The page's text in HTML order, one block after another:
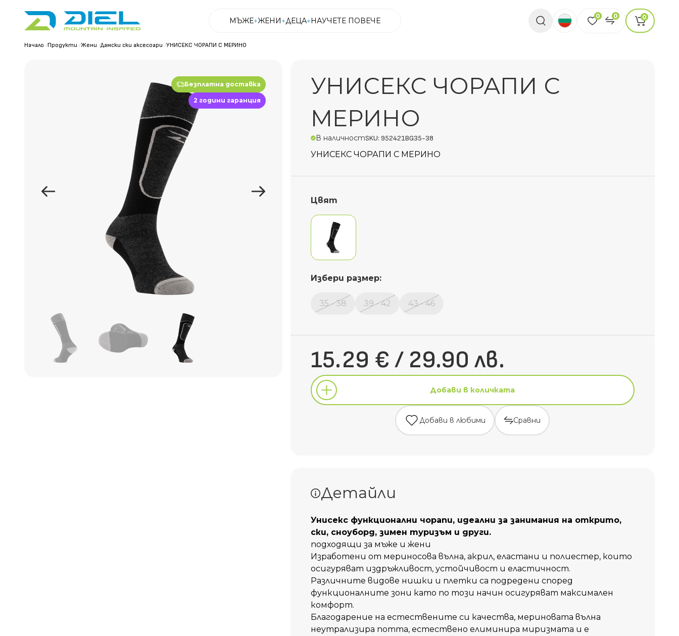
МЪЖЕ ЖЕНИ ДЕЦА НАУЧЕТЕ ПОВЕЧЕ
0 0 0
Начало /Продукти /Жени /Дамски ски аксесоари /УНИСЕКС ЧОРАПИ С МЕРИНО
Безплатна доставка
2 години гаранция
УНИСЕКС ЧОРАПИ С
МЕРИНО
В наличностSKU: 952421BG35-38
УНИСЕКС ЧОРАПИ С МЕРИНО
Цвят
Избери размер:
35 - 38 39 - 42 43 - 46
15.29 € / 29.90 лв.
Добави в количката
Добави в любими Сравни
Детайли
Унисекс функционални чорапи, идеални за занимания на открито,
ски, сноуборд, зимен туризъм и други.
подходящи за мъже и жени
Изработени от мериносова вълна, акрил, еластани и полиестер, които
осигуряват издръжливост, устойчивост и еластичност.
Различните видове нишки и плетки са подредени според
функционалните зони като по този начин осигуряват максимален
комфорт.
Благодарение на естествените си качества, мериновата вълна
неутрализира потта, естествено елиминира миризмата и е